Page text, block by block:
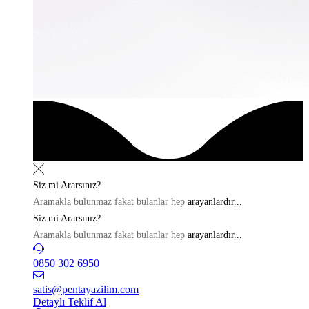
Siz mi Ararsınız?
Aramakla bulunmaz fakat bulanlar hep arayanlardır...
Siz mi Ararsınız?
Aramakla bulunmaz fakat bulanlar hep arayanlardır...
0850 302 6950
satis@pentayazilim.com
Detaylı Teklif Al